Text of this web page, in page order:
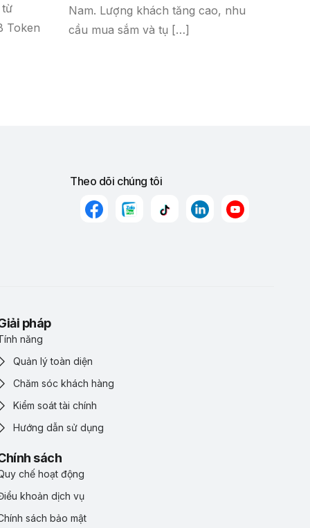
Token
Nam. Lượng khách tăng cao, nhu
cầu mua sắm và tụ […]
Theo dõi chúng tôi
pháp
năng
Quản lý toàn diện
Chăm sóc khách hàng
Kiểm soát tài chính
Hướng dẫn sử dụng
sách
chế hoạt động
khoản dịch vụ
sách bảo mật